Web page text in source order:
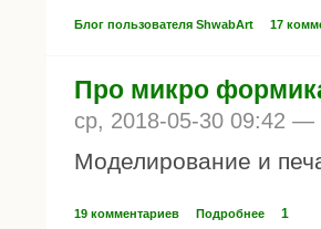
Блог пользователя ShwabArt 17
Про микро
ср, 2018-05-30 09:42 —
Моделирование и
19 комментариев Подробнее 1